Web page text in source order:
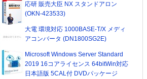
応研 販売大臣 NX スタンドアロン
(OKN-423533)
大電 環境対応 1000BASE-T/X メディ
アコンバータ (DN1800SG2E)
Microsoft Windows Server Standard
2019 16コアライセンス 64bitWin対応
日本語版 5CAL付 DVDパッケージ